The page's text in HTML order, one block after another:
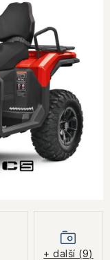
+ další (9)